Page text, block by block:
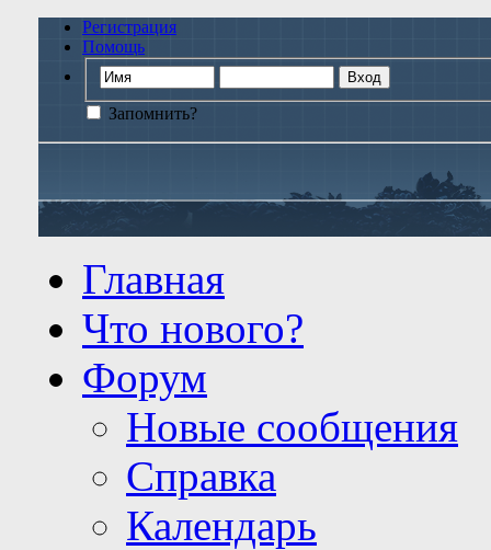
Регистрация
Помощь
Запомнить?
Главная
Что нового?
Форум
Новые сообщения
Справка
Календарь